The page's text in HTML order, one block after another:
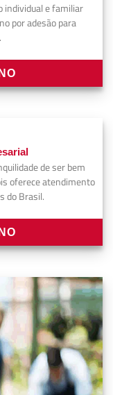
individual e familiar
por adesão para
de ser bem
oferece atendimento
do Brasil.